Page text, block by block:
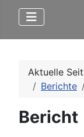
Aktuelle
Berichte
Bericht